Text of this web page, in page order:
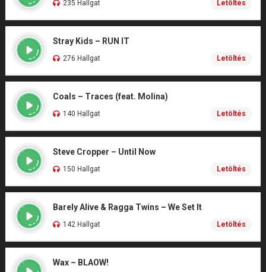
235 Hallgat Letöltés
Stray Kids – RUN IT
276 Hallgat Letöltés
Coals – Traces (feat. Molina)
140 Hallgat Letöltés
Steve Cropper – Until Now
150 Hallgat Letöltés
Barely Alive & Ragga Twins – We Set It
142 Hallgat Letöltés
Wax – BLAOW!